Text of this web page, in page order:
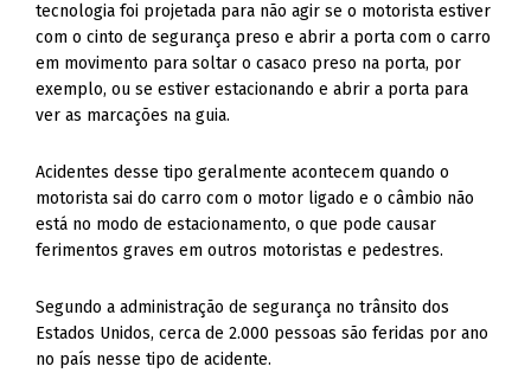
tecnologia foi projetada para não agir se o motorista estiver
com o cinto de segurança preso e abrir a porta com o carro
em movimento para soltar o casaco preso na porta, por
exemplo, ou se estiver estacionando e abrir a porta para
ver as marcações na guia.
Acidentes desse tipo geralmente acontecem quando o
motorista sai do carro com o motor ligado e o câmbio não
está no modo de estacionamento, o que pode causar
ferimentos graves em outros motoristas e pedestres.
Segundo a administração de segurança no trânsito dos
Estados Unidos, cerca de 2.000 pessoas são feridas por ano
no país nesse tipo de acidente.